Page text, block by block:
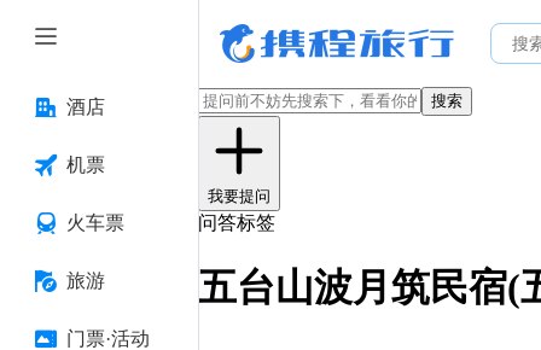
酒店
机票
火车票
旅游
门票·活动
搜索
我要提问
问答标签
五台山波月筑民宿(